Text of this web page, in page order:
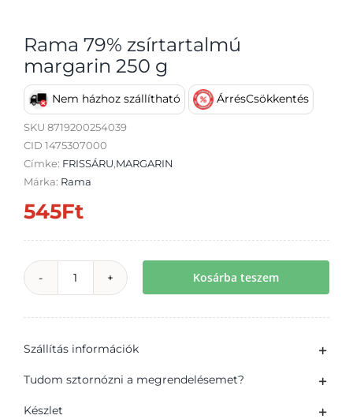
Átvétel
Rama 79% zsírtartalmú
margarin 250 g
Nem házhoz szállítható ÁrrésCsökkentés
SKU 8719200254039
CID 1475307000
Címke: FRISSÁRU,MARGARIN
Márka: Rama
545Ft
margarin
250
Kosárba teszem
Szállítás információk
Tudom sztornózni a megrendelésemet?
Készlet